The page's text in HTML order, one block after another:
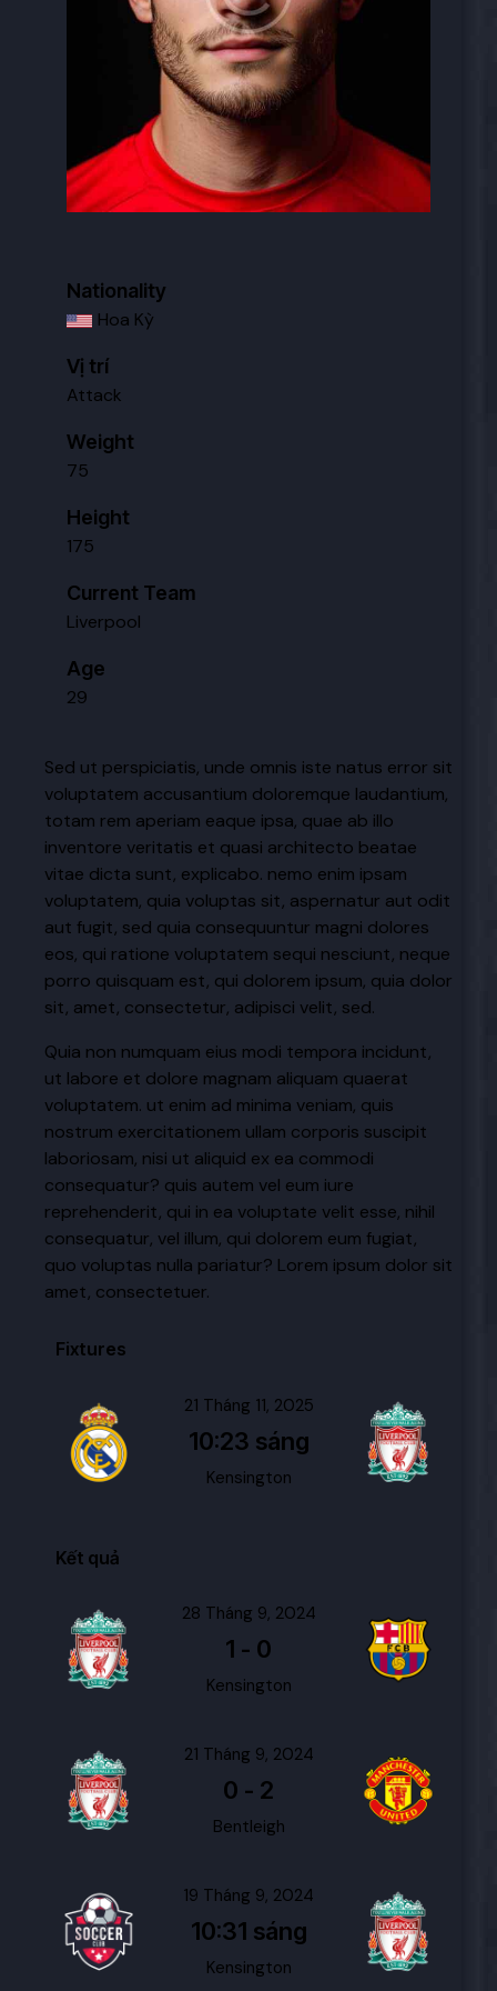
Nationality
Hoa Kỳ
Vị trí
Attack
Weight
75
Height
175
Current Team
Liverpool
Age
29
Sed ut perspiciatis, unde omnis iste natus error sit
voluptatem accusantium doloremque laudantium,
totam rem aperiam eaque ipsa, quae ab illo
inventore veritatis et quasi architecto beatae
vitae dicta sunt, explicabo. nemo enim ipsam
voluptatem, quia voluptas sit, aspernatur aut odit
aut fugit, sed quia consequuntur magni dolores
eos, qui ratione voluptatem sequi nesciunt, neque
porro quisquam est, qui dolorem ipsum, quia dolor
sit, amet, consectetur, adipisci velit, sed.
Quia non numquam eius modi tempora incidunt,
ut labore et dolore magnam aliquam quaerat
voluptatem. ut enim ad minima veniam, quis
nostrum exercitationem ullam corporis suscipit
laboriosam, nisi ut aliquid ex ea commodi
consequatur? quis autem vel eum iure
reprehenderit, qui in ea voluptate velit esse, nihil
consequatur, vel illum, qui dolorem eum fugiat,
quo voluptas nulla pariatur? Lorem ipsum dolor sit
amet, consectetuer.
Fixtures
21 Tháng 11, 2025
10:23 sáng
Kensington
Kết quả
28 Tháng 9, 2024
1 - 0
Kensington
21 Tháng 9, 2024
0 - 2
Bentleigh
19 Tháng 9, 2024
10:31 sáng
Kensington